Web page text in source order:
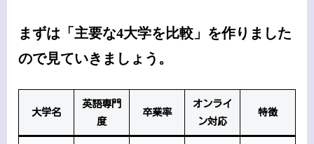
まずは「主要な4大学を比較」を作りました
ので見ていきましょう。
大学名
英語専門
度
卒業率
オンライ
ン対応
特徴